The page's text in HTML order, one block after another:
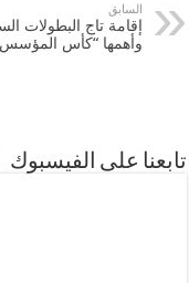
السابق
إقامة تاج البطولات
وأهمها “كأس
تابعنا على الفيسبوك